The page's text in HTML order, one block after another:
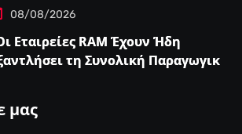
08/08/2026
Εταιρείες RAM Έχουν Ήδη
τη Συνολική Παραγωγική
μας